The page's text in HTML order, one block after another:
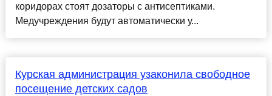
коридорах стоят дозаторы с антисептиками.
Медучреждения будут автоматически у...
Курская администрация узаконила свободное
посещение детских садов